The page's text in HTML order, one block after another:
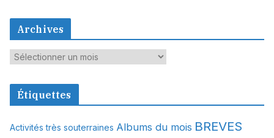
Archives
A
c
v
Étiquettes
Activités très souterraines Albums du mois BREVES